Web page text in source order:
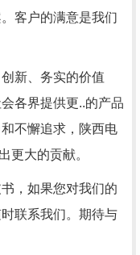
客户的满意是我们
新、务实的价值
各界提供更..的产品
不懈追求，陕西电
更大的贡献。
，如果您对我们的
联系我们。期待与